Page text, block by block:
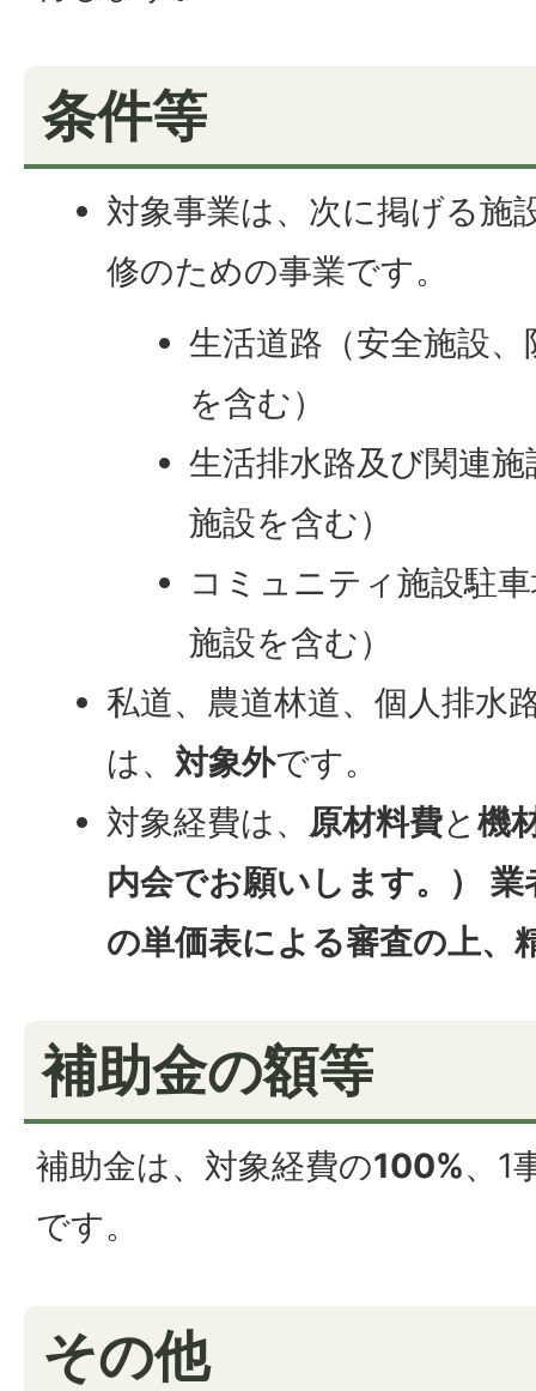
条件等
対象事業は、次に掲げる施
修のための事業です。
生活道路（安全施設
を含む）
生活排水路及び関連
施設を含む）
コミュニティ施設駐
施設を含む）
私道、農道林道、個人排水
は、 対象外です。
対象経費は、 原材料費と機
内会でお願いします。）
の単価表による審査の上、
補助金の額等
補助金は、対象経費の100%、1
です。
その他